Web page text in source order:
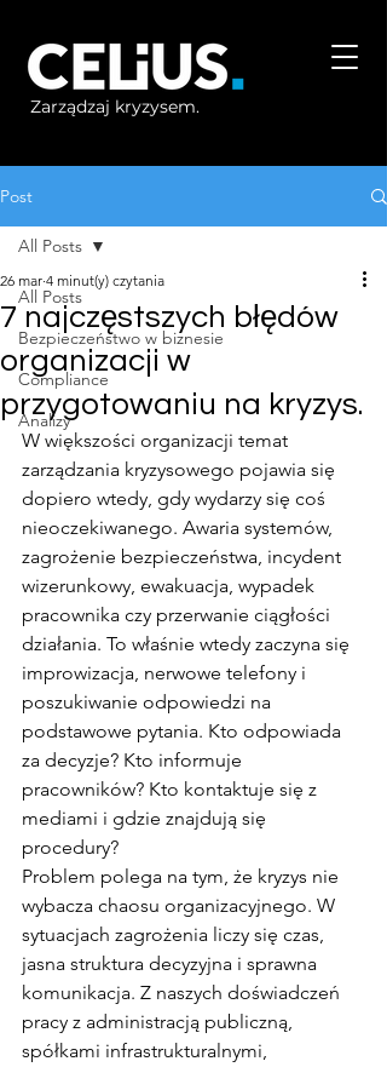
Zarządzaj kryzysem.
Post
All Posts
Bezpieczeństwo w biznesie
Compliance
Analizy
All Posts
7 najczęstszych błędów
organizacji w
przygotowaniu na kryzys.
26 mar 4 minut(y) czytania
W większości organizacji temat
zarządzania kryzysowego pojawia się
dopiero wtedy, gdy wydarzy się coś
nieoczekiwanego. Awaria systemów,
zagrożenie bezpieczeństwa, incydent
wizerunkowy, ewakuacja, wypadek
pracownika czy przerwanie ciągłości
działania. To właśnie wtedy zaczyna się
improwizacja, nerwowe telefony i
poszukiwanie odpowiedzi na
podstawowe pytania. Kto odpowiada
za decyzje? Kto informuje
pracowników? Kto kontaktuje się z
mediami i gdzie znajdują się
procedury?
Problem polega na tym, że kryzys nie
wybacza chaosu organizacyjnego. W
sytuacjach zagrożenia liczy się czas,
jasna struktura decyzyjna i sprawna
komunikacja. Z naszych doświadczeń
pracy z administracją publiczną,
spółkami infrastrukturalnymi,